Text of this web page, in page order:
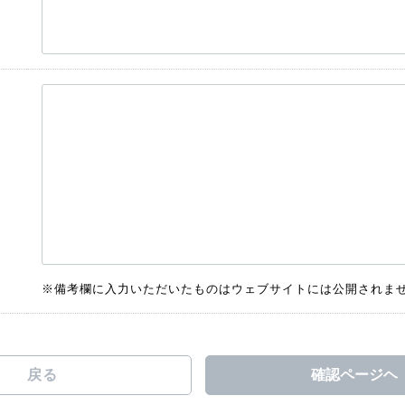
※備考欄に入力いただいたものはウェブサイトには公開されま
戻る 確認ページヘ